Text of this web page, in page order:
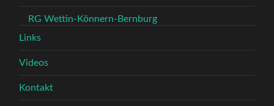
RG Wettin-Könnern-Bernburg
Links
Videos
Kontakt